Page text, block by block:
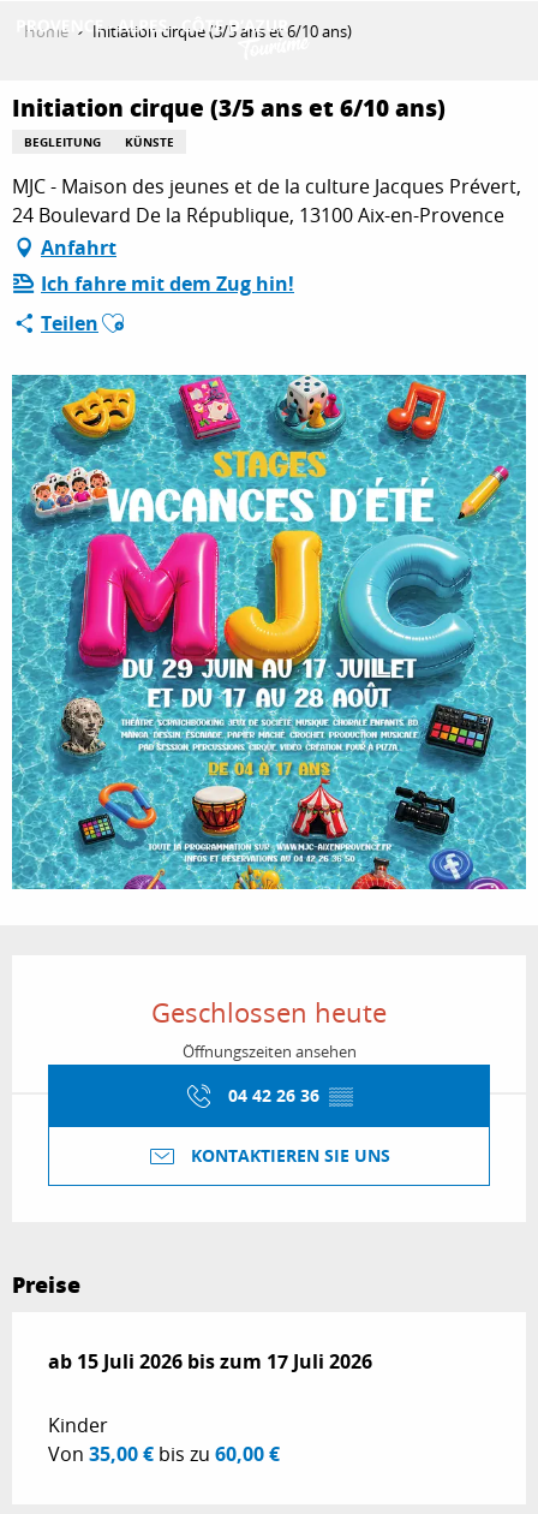
principal
ENTDECKEN
AKTIVITÄTEN
AUFENTHALT
ESPACE PRO
Home Initiation cirque (3/5 ans et 6/10 ans)
Initiation cirque (3/5 ans et 6/10 ans)
BEGLEITUNG KÜNSTE
MJC - Maison des jeunes et de la culture Jacques Prévert,
24 Boulevard De la République, 13100 Aix-en-Provence
Anfahrt
Ich fahre mit dem Zug hin!
TeilenAjouter aux favoris
Geschlossen heute
Öffnungszeiten ansehen
04 42 26 36 ▒▒
KONTAKTIEREN SIE UNS
Preise
ab 15 Juli 2026 bis zum 17 Juli 2026
ab 15 Juli 2026 bis zum 17 Juli 2026
Kinder
Von 35,00 € bis zu 60,00 €